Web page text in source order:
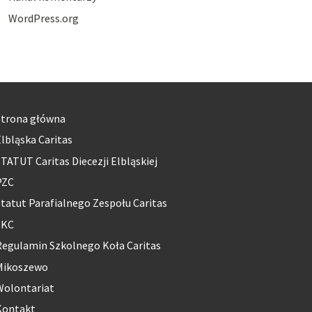
WordPress.org
główna
Caritas
Caritas Diecezji Elbląskiej
Parafialnego Zespołu Caritas
Szkolnego Koła Caritas